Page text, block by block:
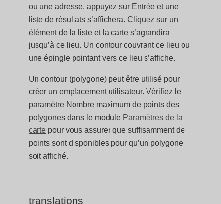
ou une adresse, appuyez sur Entrée et une
liste de résultats s’affichera. Cliquez sur un
élément de la liste et la carte s’agrandira
jusqu’à ce lieu. Un contour couvrant ce lieu ou
une épingle pointant vers ce lieu s’affiche.
Un contour (polygone) peut être utilisé pour
créer un emplacement utilisateur. Vérifiez le
paramètre Nombre maximum de points des
polygones dans le module Paramètres de la
carte pour vous assurer que suffisamment de
points sont disponibles pour qu’un polygone
soit affiché.
translations